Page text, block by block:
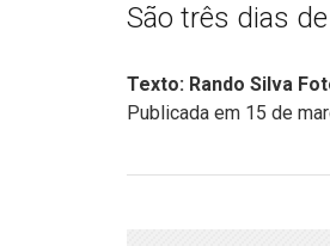
São três dias
Texto: Rando Silva
Publicada em 15 de